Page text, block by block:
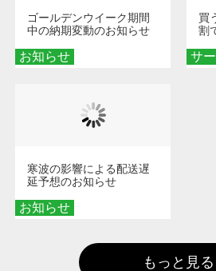
お知らせ
ゴールデンウイーク期間
中の納期変動のお知らせ
サ
買
割
お知らせ
寒波の影響による配送遅
延予想のお知らせ
もっと見る